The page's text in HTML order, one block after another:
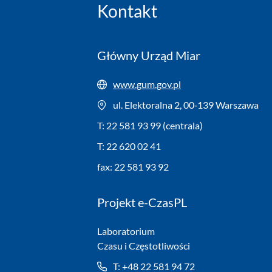
Kontakt
Główny Urząd Miar
www.gum.gov.pl
ul. Elektoralna 2, 00‑139 Warszawa
T: 22 581 93 99 (centrala)
T: 22 620 02 41
fax: 22 581 93 92
Projekt e-CzasPL
Laboratorium
Czasu i Częstotliwości
T: +48 22 581 94 72